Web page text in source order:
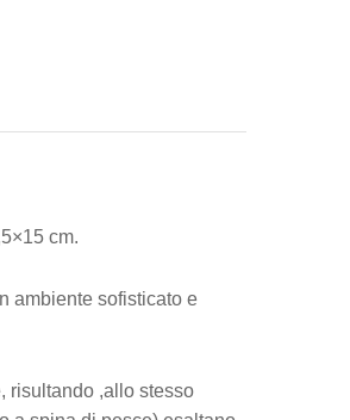
cm.
ambiente sofisticato e
risultando ,allo stesso